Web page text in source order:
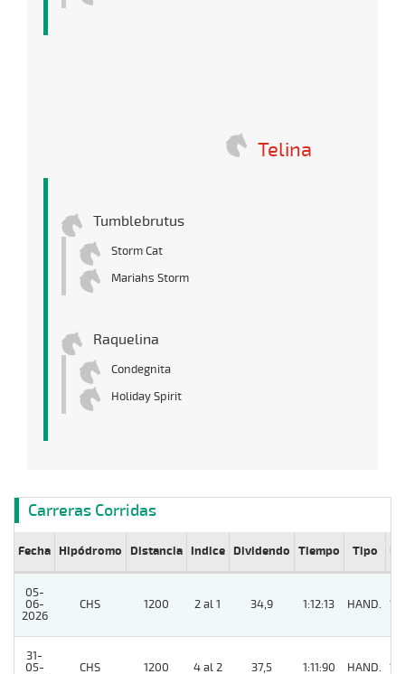
Telina
Tumblebrutus
Storm Cat
Mariahs Storm
Raquelina
Condegnita
Holiday Spirit
Carreras Corridas
Fecha Hipódromo Distancia Indice Dividendo Tiempo Tipo Lº
05-
06-
2026
CHS 1200 2 al 1 34,9 1:12:13 HAND. 12
31-
05-
CHS 1200 4 al 2 37,5 1:11:90 HAND. 13